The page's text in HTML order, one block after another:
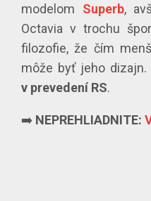
modelom Superb,
Octavia v trochu
filozofie, že čím
môže byť jeho dizajn.
v prevedení RS.
➡️ NEPREHLIADNITE: